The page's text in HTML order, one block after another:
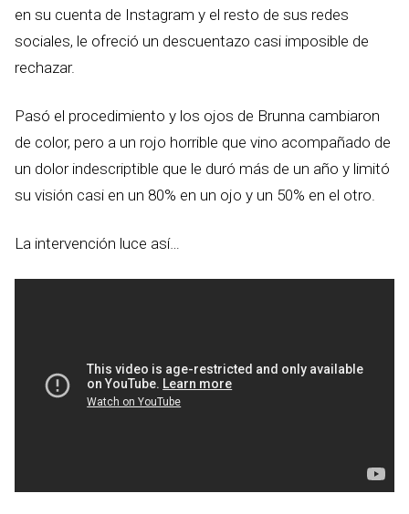
en su cuenta de Instagram y el resto de sus redes
sociales, le ofreció un descuentazo casi imposible de
rechazar.
Pasó el procedimiento y los ojos de Brunna cambiaron
de color, pero a un rojo horrible que vino acompañado de
un dolor indescriptible que le duró más de un año y limitó
su visión casi en un 80% en un ojo y un 50% en el otro.
La intervención luce así…